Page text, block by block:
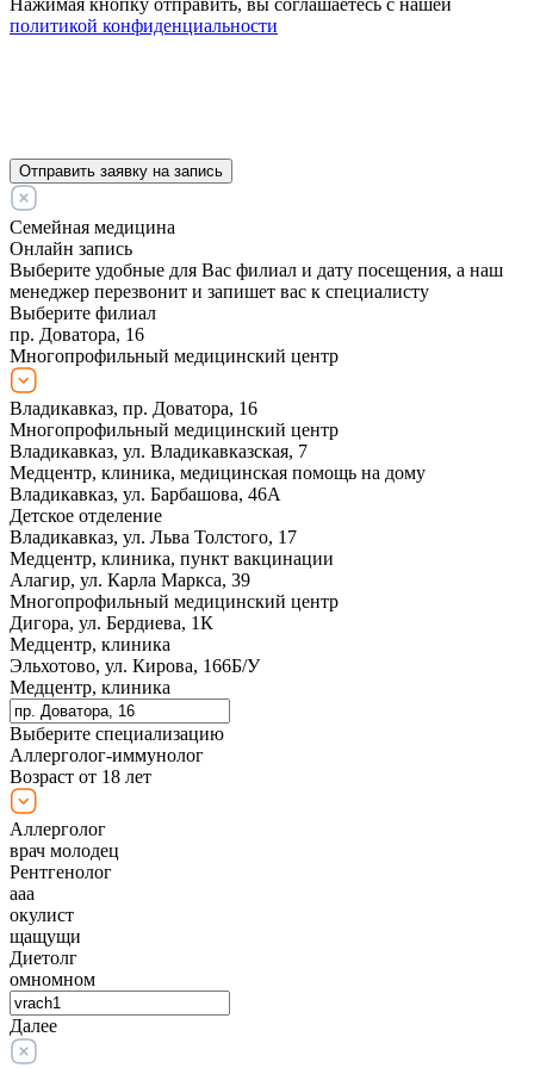
политикой конфиденциальности
Отправить заявку на запись
Семейная медицина
Онлайн запись
Выберите удобные для Вас филиал и дату посещения, а наш
менеджер перезвонит и запишет вас к специалисту
Выберите филиал
пр. Доватора, 16
Многопрофильный медицинский центр
Владикавказ, пр. Доватора, 16
Многопрофильный медицинский центр
Владикавказ, ул. Владикавказская, 7
Медцентр, клиника, медицинская помощь на дому
Владикавказ, ул. Барбашова, 46А
Детское отделение
Владикавказ, ул. Льва Толстого, 17
Медцентр, клиника, пункт вакцинации
Алагир, ул. Карла Маркса, 39
Многопрофильный медицинский центр
Дигора, ул. Бердиева, 1К
Медцентр, клиника
Эльхотово, ул. Кирова, 166Б/У
Медцентр, клиника
Выберите специализацию
Аллерголог-иммунолог
Возраст от 18 лет
Аллерголог
врач молодец
Рентгенолог
ааа
окулист
щащущи
Диетолг
омномном
Далее